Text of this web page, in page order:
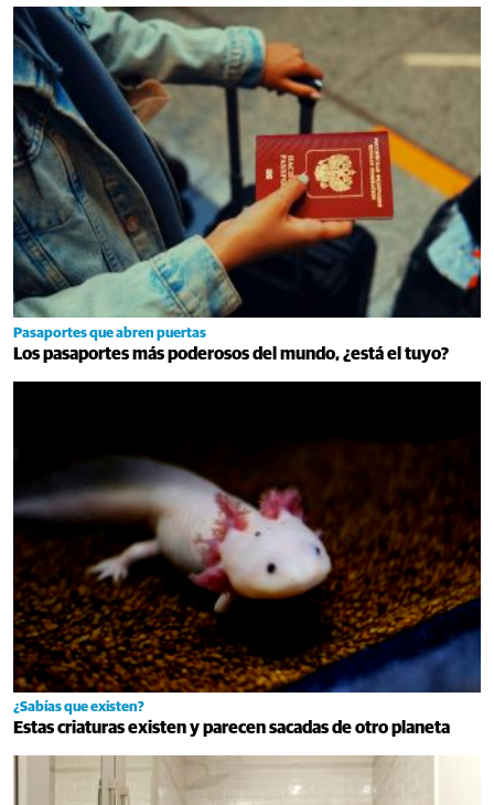
Pasaportes que abren puertas
Los pasaportes más poderosos del mundo, ¿está el tuyo?
¿Sabías que existen?
Estas criaturas existen y parecen sacadas de otro planeta